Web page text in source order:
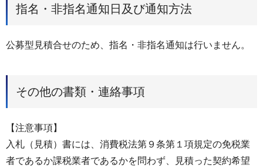
指名・非指名通知日及び通知方法
公募型⾒積合せのため、指名・非指名通知は⾏いません。
その他の書類・連絡事項
【注意事項】
入札（見積）書には、消費税法第９条第１項規定の免税業
者であるか課税業者であるかを問わず、見積った契約希望